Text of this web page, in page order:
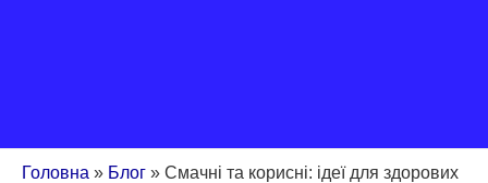
Головна » Блог » Смачні та корисні: ідеї для здорових